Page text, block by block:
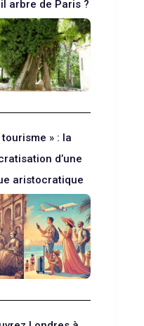
arbre de Paris ?
tourisme » : la
d’une
aristocratique